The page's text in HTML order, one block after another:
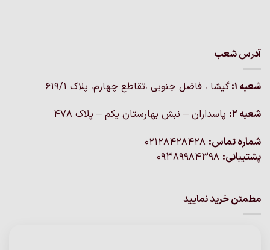
آدرس شعب
شعبه 1:
گيشا ، فاضل جنوبی ،تقاطع چهارم، پلاک 619/1
شعبه 2:
پاسداران – نبش بهارستان یکم – پلاک ۴۷۸
شماره تماس:
پشتیبانی:
مطمئن خرید نمایید